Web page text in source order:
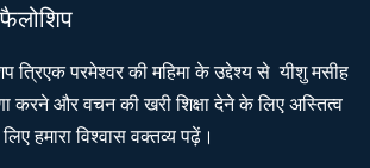
त्रिएक परमेश्वर की महिमा के उद्देश्य से यीशु मसीह
करने और वचन की खरी शिक्षा देने के लिए अस्तित्व
हमारा विश्वास वक्तव्य पढ़ें।